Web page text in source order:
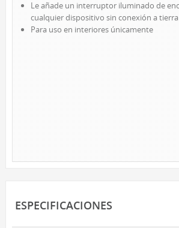
LED DE TRABAJO
NOVEDADES
EXTERIOR
Le añade un interruptor iluminado de
cualquier dispositivo sin conexión a tierra
Para uso en interiores únicamente
ESPECIFICACIONES